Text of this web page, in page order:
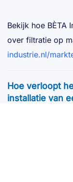
Bekijk hoe BÈTA
over filtratie op
industrie.nl/
Hoe verloopt
installatie van